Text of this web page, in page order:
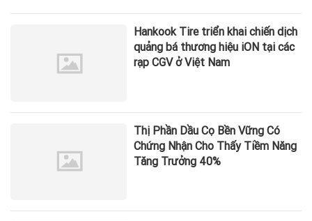
Hankook Tire triển khai chiến dịch
quảng bá thương hiệu iON tại các
rạp CGV ở Việt Nam
Thị Phần Dầu Cọ Bền Vững Có
Chứng Nhận Cho Thấy Tiềm Năng
Tăng Trưởng 40%